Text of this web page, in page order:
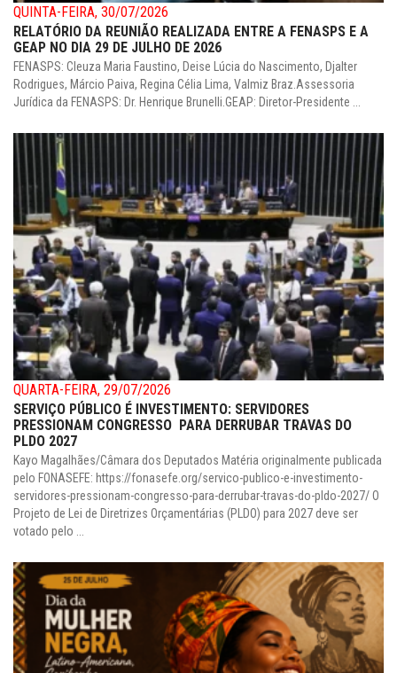
QUINTA-FEIRA, 30/07/2026
RELATÓRIO DA REUNIÃO REALIZADA ENTRE A FENASPS E A
GEAP NO DIA 29 DE JULHO DE 2026
FENASPS: Cleuza Maria Faustino, Deise Lúcia do Nascimento, Djalter
Rodrigues, Márcio Paiva, Regina Célia Lima, Valmiz Braz.Assessoria
Jurídica da FENASPS: Dr. Henrique Brunelli.GEAP: Diretor-Presidente ...
QUARTA-FEIRA, 29/07/2026
SERVIÇO PÚBLICO É INVESTIMENTO: SERVIDORES
PRESSIONAM CONGRESSO PARA DERRUBAR TRAVAS DO
PLDO 2027
Kayo Magalhães/Câmara dos Deputados Matéria originalmente publicada
pelo FONASEFE: https://fonasefe.org/servico-publico-e-investimento-
servidores-pressionam-congresso-para-derrubar-travas-do-pldo-2027/ O
Projeto de Lei de Diretrizes Orçamentárias (PLDO) para 2027 deve ser
votado pelo ...